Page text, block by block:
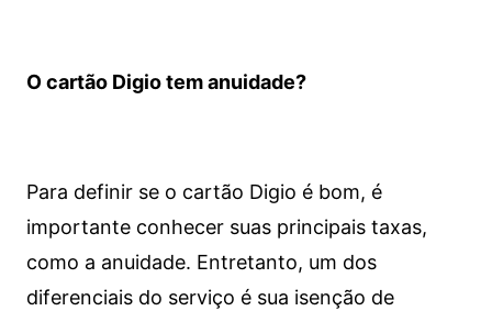
O cartão Digio tem anuidade?
Para definir se o cartão Digio é bom, é
importante conhecer suas principais taxas,
como a anuidade. Entretanto, um dos
diferenciais do serviço é sua isenção de